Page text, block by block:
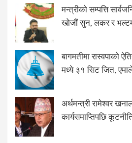
मन्त्रीको सम्पत्ति
खोजौं सुन, लकर र
बागमतीमा रास्वपाको
मध्ये ३१ सिट जित,
अर्थमन्त्री रामेश्वर
कार्यसमाप्तिपछि